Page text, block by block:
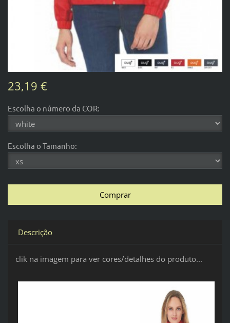
23,19 €
Escolha o número da COR:
Escolha o Tamanho:
Descrição
clik na imagem para ver cores/detalhes do produto...